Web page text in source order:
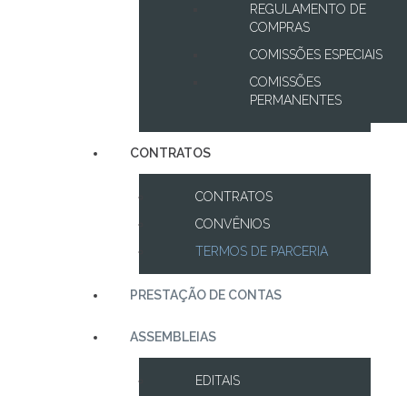
REGULAMENTO DE
COMPRAS
COMISSÕES ESPECIAIS
COMISSÕES
PERMANENTES
CONTRATOS
CONTRATOS
CONVÊNIOS
TERMOS DE PARCERIA
PRESTAÇÃO DE CONTAS
ASSEMBLEIAS
EDITAIS